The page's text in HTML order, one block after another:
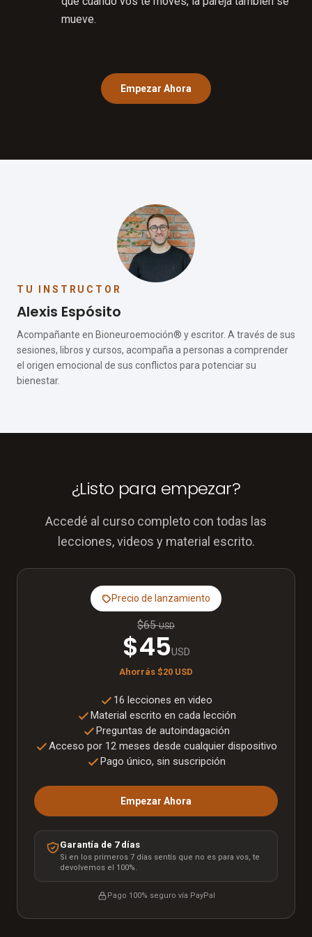
mueve.
Empezar Ahora
TU INSTRUCTOR
Alexis Espósito
Acompañante en Bioneuroemoción® y escritor. A través de sus
sesiones, libros y cursos, acompaña a personas a comprender
el origen emocional de sus conflictos para potenciar su
bienestar.
¿Listo para empezar?
Accedé al curso completo con todas las
lecciones, videos y material escrito.
Precio de lanzamiento
$65 USD
$45USD
Ahorrás $20 USD
16 lecciones en video
Material escrito en cada lección
Preguntas de autoindagación
Acceso por 12 meses desde cualquier dispositivo
Pago único, sin suscripción
Empezar Ahora
Garantía de 7 días
Si en los primeros 7 días sentís que no es para vos, te
devolvemos el 100%.
Pago 100% seguro vía PayPal